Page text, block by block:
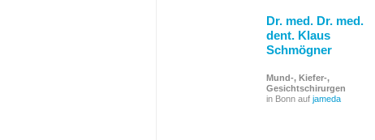
Dr. med. Dr. med.
dent. Klaus
Schmögner
Mund-, Kiefer-,
Gesichtschirurgen
in Bonn auf jameda